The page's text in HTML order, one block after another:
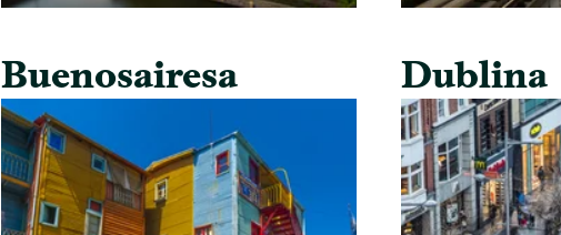
Buenosairesa Dublina